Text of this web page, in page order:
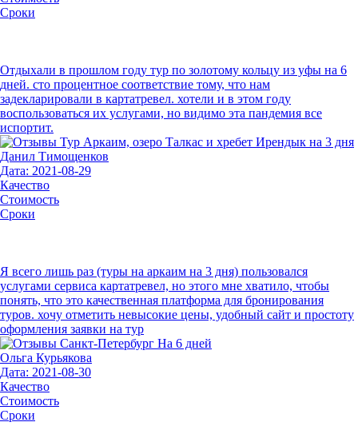
Сроки
Отдыхали в прошлом году тур по золотому кольцу из уфы на 6
дней. сто процентное соответствие тому, что нам
задекларировали в картатревел. хотели и в этом году
воспользоваться их услугами, но видимо эта пандемия все
испортит.
Данил Тимощенков
Дата: 2021-08-29
Качество
Стоимость
Сроки
Я всего лишь раз (туры на аркаим на 3 дня) пользовался
услугами сервиса картатревел, но этого мне хватило, чтобы
понять, что это качественная платформа для бронирования
туров. хочу отметить невысокие цены, удобный сайт и простоту
оформления заявки на тур
Ольга Курьякова
Дата: 2021-08-30
Качество
Стоимость
Сроки